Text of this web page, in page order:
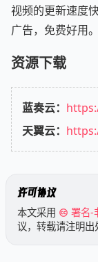
视频的更新速度
广告，免费好用。
资源下载
蓝奏云：
天翼云：
许可协议
本文采用 署名-
议，转载请注明出